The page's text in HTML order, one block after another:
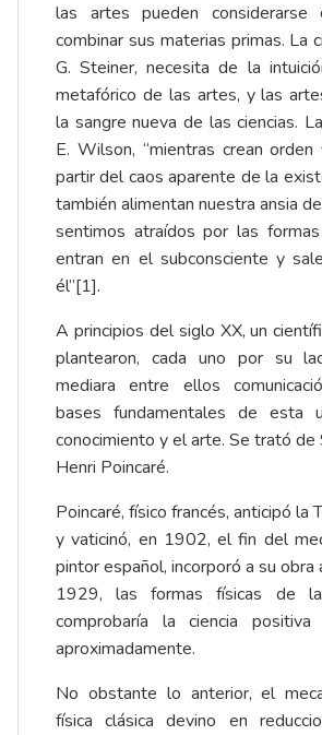
las artes pueden considerarse
combinar sus materias primas. La
G. Steiner, necesita de la
metafórico de las artes, y las
la sangre nueva de las ciencias.
E. Wilson, “mientras crean
partir del caos aparente de la
también alimentan nuestra ansia
sentimos atraídos por las
entran en el subconsciente y
él”[1].
A principios del siglo XX, un
plantearon, cada uno por su
mediara entre ellos
bases fundamentales de esta
conocimiento y el arte. Se trató de
Henri Poincaré.
Poincaré, físico francés, anticipó la
y vaticinó, en 1902, el fin del
pintor español, incorporó a su obra
1929, las formas físicas de
comprobaría la ciencia
aproximadamente.
No obstante lo anterior, el
física clásica devino en